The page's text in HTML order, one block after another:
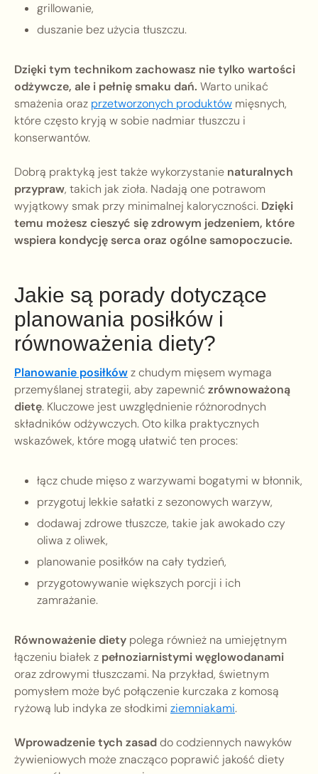
grillowanie,
duszanie bez użycia tłuszczu.
Dzięki tym technikom zachowasz nie tylko wartości
odżywcze, ale i pełnię smaku dań. Warto unikać
smażenia oraz przetworzonych produktów mięsnych,
które często kryją w sobie nadmiar tłuszczu i
konserwantów.
Dobrą praktyką jest także wykorzystanie naturalnych
przypraw, takich jak zioła. Nadają one potrawom
wyjątkowy smak przy minimalnej kaloryczności. Dzięki
temu możesz cieszyć się zdrowym jedzeniem, które
wspiera kondycję serca oraz ogólne samopoczucie.
Jakie są porady dotyczące
planowania posiłków i
równoważenia diety?
Planowanie posiłkówz chudym mięsem wymaga
przemyślanej strategii, aby zapewnić zrównoważoną
dietę. Kluczowe jest uwzględnienie różnorodnych
składników odżywczych. Oto kilka praktycznych
wskazówek, które mogą ułatwić ten proces:
łącz chude mięso z warzywami bogatymi w błonnik,
przygotuj lekkie sałatki z sezonowych warzyw,
dodawaj zdrowe tłuszcze, takie jak awokado czy
oliwa z oliwek,
planowanie posiłków na cały tydzień,
przygotowywanie większych porcji i ich
zamrażanie.
Równoważenie diety polega również na umiejętnym
łączeniu białek z pełnoziarnistymi węglowodanami
oraz zdrowymi tłuszczami. Na przykład, świetnym
pomysłem może być połączenie kurczaka z komosą
ryżową lub indyka ze słodkimi ziemniakami.
Wprowadzenie tych zasaddo codziennych nawyków
żywieniowych może znacząco poprawić jakość diety